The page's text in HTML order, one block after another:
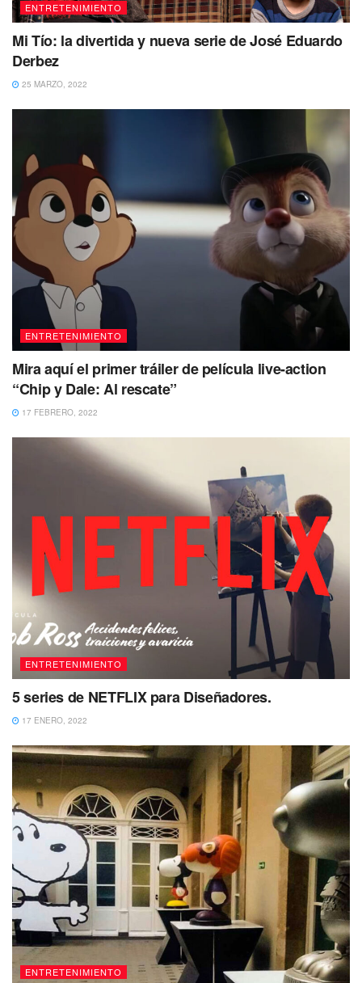
ENTRETENIMIENTO
Mi Tío: la divertida y nueva serie de José Eduardo
Derbez
25 MARZO, 2022
ENTRETENIMIENTO
Mira aquí el primer tráiler de película live-action
“Chip y Dale: Al rescate”
17 FEBRERO, 2022
ENTRETENIMIENTO
5 series de NETFLIX para Diseñadores.
17 ENERO, 2022
ENTRETENIMIENTO